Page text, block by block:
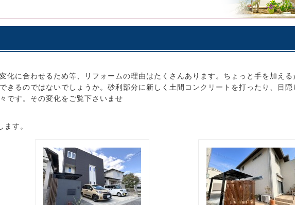
化に合わせるため等、リフォームの理由はたくさんあります。ちょっと手を加える
きるのではないでしょうか。砂利部分に新しく土間コンクリートを打ったり、目隠
です。その変化をご覧下さいませ
す。